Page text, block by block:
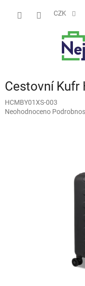
CZK
Cestovní Kufr
HCMBY01XS-003
Průměrné
Neohodnoceno